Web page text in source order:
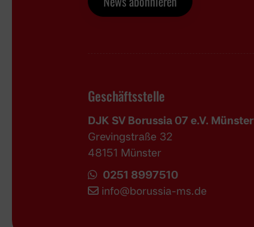
Geschäftsstelle
DJK SV Borussia 07 e.V. Münster
Grevingstraße 32
48151 Münster
0251 8997510
info@borussia-ms.de